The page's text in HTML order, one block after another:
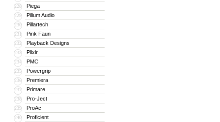
228 Piega
229 Pilium Audio
230 Pillartech
231 Pink Faun
232 Playback Designs
233 Plixir
234 PMC
235 Powergrip
236 Premiera
237 Primare
238 Pro-Ject
239 ProAc
240 Proficient